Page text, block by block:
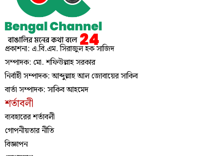
প্রকাশনা: এ.বি.এম. সিরাজুল হক সাজিদ
সম্পাদক: মো. শফিউল্লাহ সরকার
নির্বাহী সম্পাদক: আব্দুল্লাহ আল জোবায়ের সাকিব
বার্তা সম্পাদক: সাকিব আহমেদ
শর্তাবলী
ব্যবহারের শর্তাবলী
গোপনীয়তার নীতি
বিজ্ঞাপন